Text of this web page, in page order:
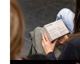
Image